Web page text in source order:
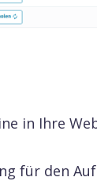
in Ihre
für den